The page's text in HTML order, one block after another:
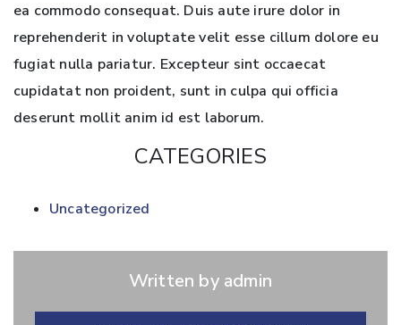
ea commodo consequat. Duis aute irure dolor in
reprehenderit in voluptate velit esse cillum dolore eu
fugiat nulla pariatur. Excepteur sint occaecat
cupidatat non proident, sunt in culpa qui officia
deserunt mollit anim id est laborum.
CATEGORIES
Uncategorized
Written by admin